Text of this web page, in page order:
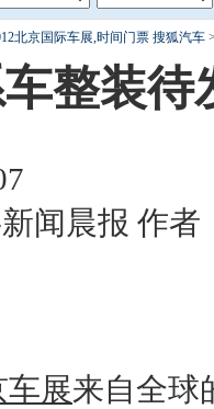
北京国际车展,时间门票 搜狐汽车
整装
闻晨报 作者
车展来自全球